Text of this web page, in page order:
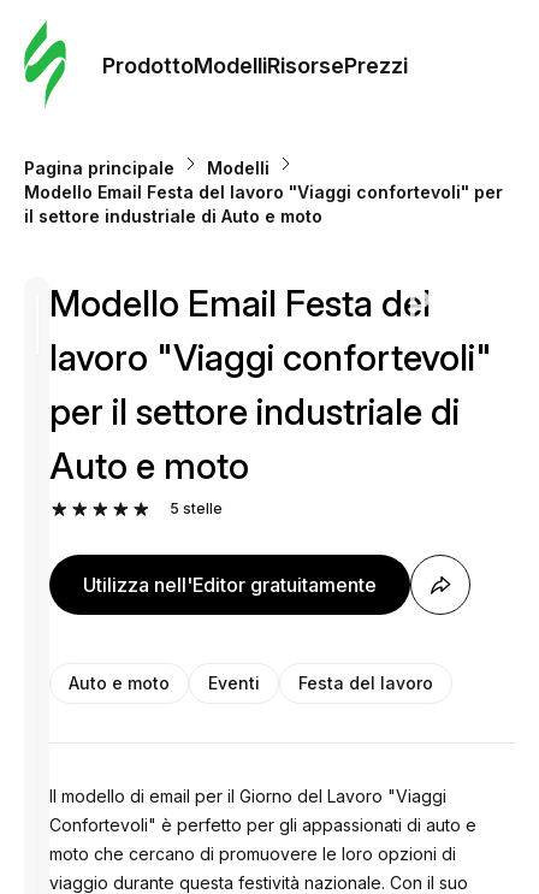
ProdottoModelliRisorsePrezzi
Prezzi
Pagina principale
Modelli
Modello Email Festa del lavoro "Viaggi confortevoli" per
il settore industriale di Auto e moto
Modello Email Festa del
lavoro "Viaggi confortevoli"
per il settore industriale di
Auto e moto
5 stelle
Utilizza nell'Editor gratuitamente
Auto e moto Eventi Festa del lavoro
Il modello di email per il Giorno del Lavoro "Viaggi
Confortevoli" è perfetto per gli appassionati di auto e
moto che cercano di promuovere le loro opzioni di
viaggio durante questa festività nazionale. Con il suo